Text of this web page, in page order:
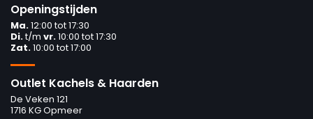
Openingstijden
Ma.12:00 tot 17:30
Di.t/m vr.10:00 tot 17:30
Zat.10:00 tot 17:00
Outlet Kachels & Haarden
De Veken 121
1716 KG Opmeer